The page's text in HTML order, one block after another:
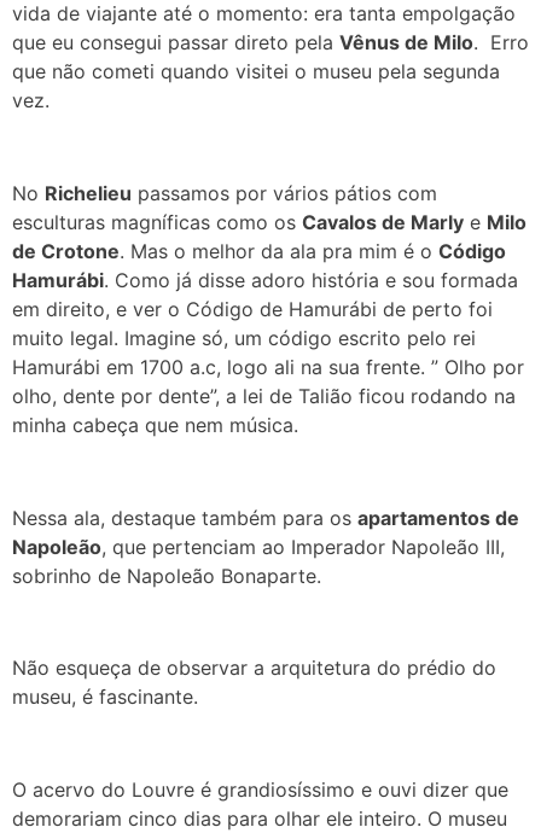
vida de viajante até o momento: era tanta empolgação
que eu consegui passar direto pela Vênus de Milo. Erro
que não cometi quando visitei o museu pela segunda
vez.
No Richelieu passamos por vários pátios com
esculturas magníficas como os Cavalos de Marly e Milo
de Crotone. Mas o melhor da ala pra mim é o Código
Hamurábi. Como já disse adoro história e sou formada
em direito, e ver o Código de Hamurábi de perto foi
muito legal. Imagine só, um código escrito pelo rei
Hamurábi em 1700 a.c, logo ali na sua frente. ” Olho por
olho, dente por dente”, a lei de Talião ficou rodando na
minha cabeça que nem música.
Nessa ala, destaque também para os apartamentos de
Napoleão, que pertenciam ao Imperador Napoleão III,
sobrinho de Napoleão Bonaparte.
Não esqueça de observar a arquitetura do prédio do
museu, é fascinante.
O acervo do Louvre é grandiosíssimo e ouvi dizer que
demorariam cinco dias para olhar ele inteiro. O museu